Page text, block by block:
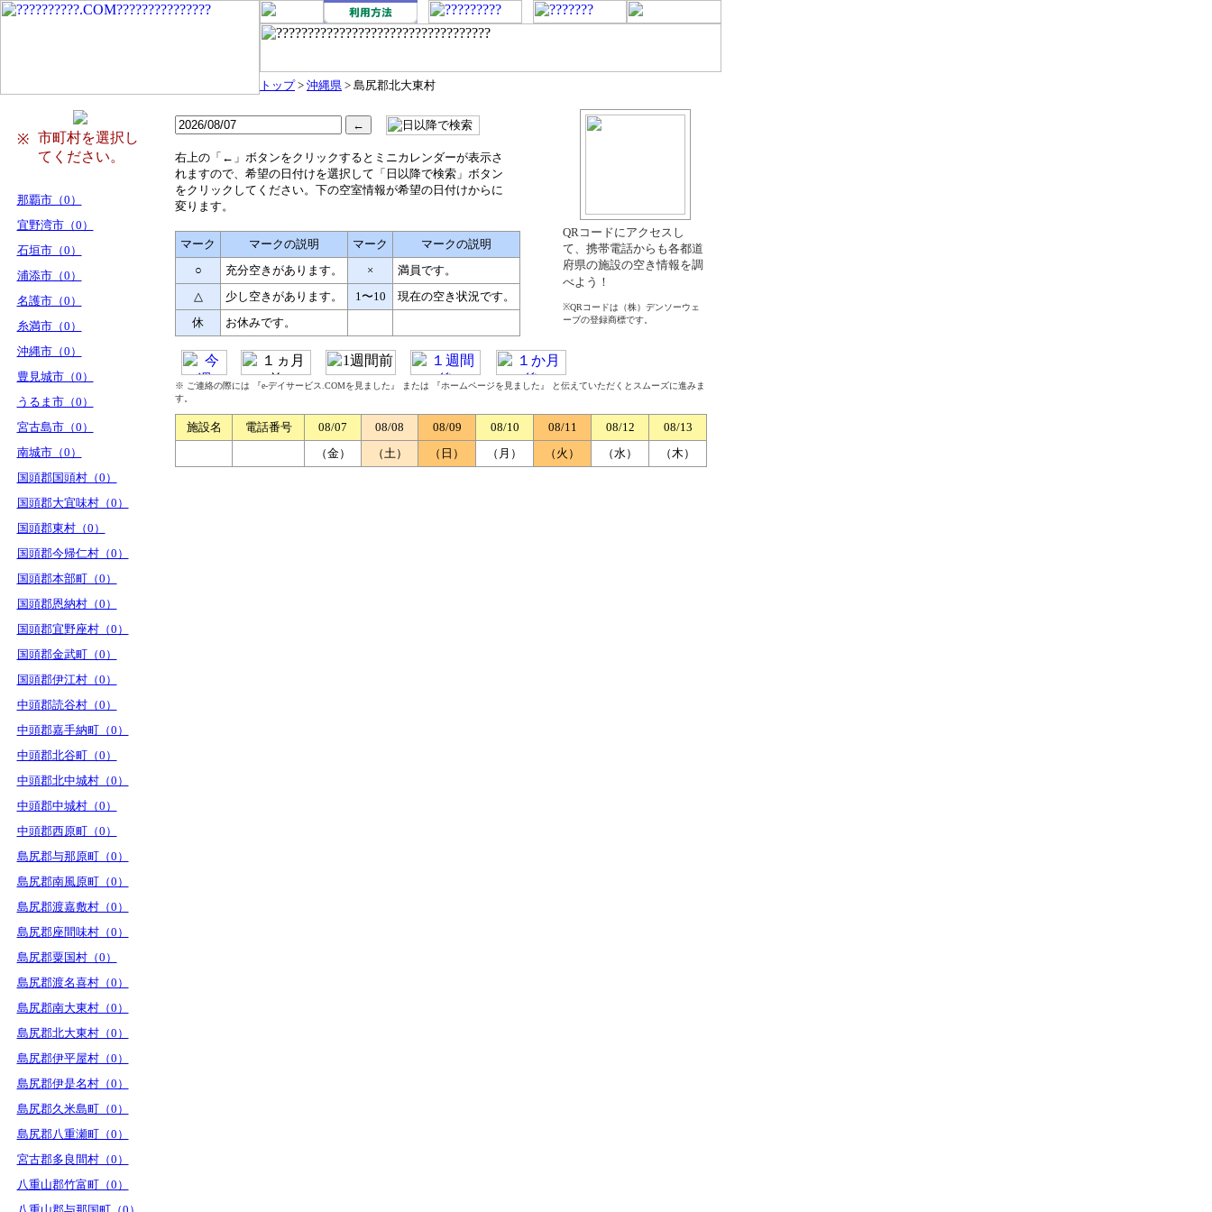
トップ> 沖縄県 > 島尻郡北大東村
※
市町村を選択し
てください。
那覇市（0）
宜野湾市（0）
石垣市（0）
浦添市（0）
名護市（0）
糸満市（0）
沖縄市（0）
豊見城市（0）
うるま市（0）
宮古島市（0）
南城市（0）
国頭郡国頭村（0）
国頭郡大宜味村（0）
国頭郡東村（0）
国頭郡今帰仁村（0）
国頭郡本部町（0）
国頭郡恩納村（0）
国頭郡宜野座村（0）
国頭郡金武町（0）
国頭郡伊江村（0）
中頭郡読谷村（0）
中頭郡嘉手納町（0）
中頭郡北谷町（0）
中頭郡北中城村（0）
中頭郡中城村（0）
中頭郡西原町（0）
島尻郡与那原町（0）
島尻郡南風原町（0）
島尻郡渡嘉敷村（0）
島尻郡座間味村（0）
島尻郡粟国村（0）
島尻郡渡名喜村（0）
島尻郡南大東村（0）
島尻郡北大東村（0）
島尻郡伊平屋村（0）
島尻郡伊是名村（0）
島尻郡久米島町（0）
島尻郡八重瀬町（0）
宮古郡多良間村（0）
八重山郡竹富町（0）
右上の「←」ボタンをクリックするとミニカレンダーが表示さ
れますので、希望の日付けを選択して「日以降で検索」ボタン
をクリックしてください。下の空室情報が希望の日付けからに
変ります。
マーク マークの説明 マーク
マークの説明
○
充分空きがあります。 ×
満員です。
△
少し空きがあります。 1〜10
現在の空き状況です。
休
お休みです。
QRコードにアクセスし
て、携帯電話からも各都道
府県の施設の空き情報を調
べよう！
※QRコードは（株）デンソーウェ
ーブの登録商標です。
※ ご連絡の際には 『e-デイサービス.COMを見ました』 または 『ホームページを見ました』 と伝えていただくとスムーズに進みま
す。
施設名 電話番号 08/07 08/08 08/09 08/10 08/11 08/12
08/13
（金）
（土） （日） （月） （火） （水） （木）